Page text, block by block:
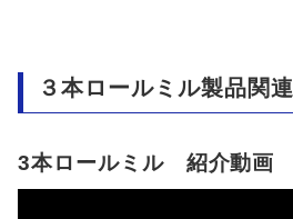
３本ロールミル製品関連
3本ロールミル 紹介動画